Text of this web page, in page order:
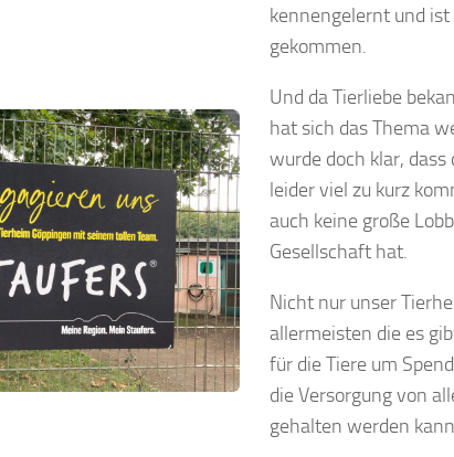
kennengelernt und ist
gekommen.
Und da Tierliebe
hat sich das Thema
wurde doch klar, dass
leider viel zu kurz
auch keine große
Gesellschaft hat.
Nicht nur unser
allermeisten die es
für die Tiere um
die Versorgung von
gehalten werden